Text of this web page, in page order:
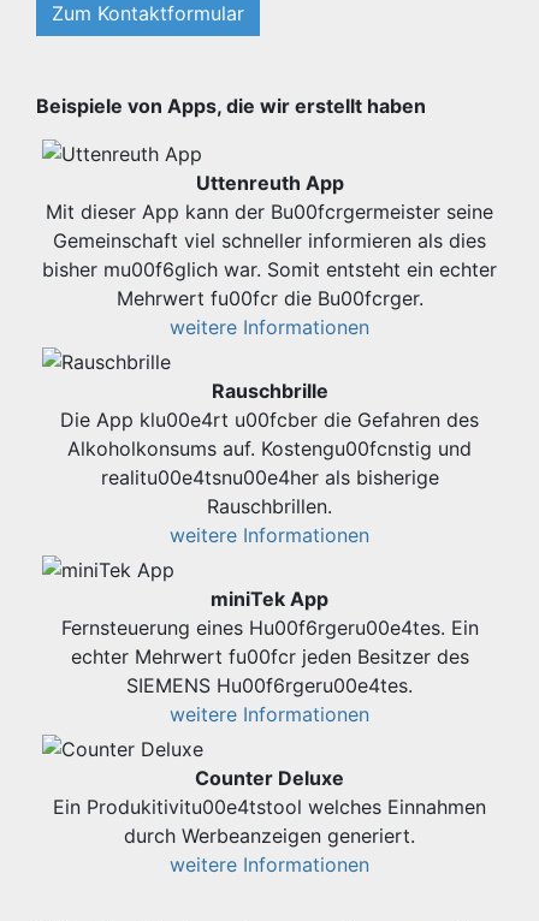
Zum Kontaktformular
Beispiele von Apps, die wir erstellt haben
Uttenreuth App
Mit dieser App kann der Bu00fcrgermeister seine
Gemeinschaft viel schneller informieren als dies
bisher mu00f6glich war. Somit entsteht ein echter
Mehrwert fu00fcr die Bu00fcrger.
weitere Informationen
Rauschbrille
Die App klu00e4rt u00fcber die Gefahren des
Alkoholkonsums auf. Kostengu00fcnstig und
realitu00e4tsnu00e4her als bisherige
Rauschbrillen.
weitere Informationen
miniTek App
Fernsteuerung eines Hu00f6rgeru00e4tes. Ein
echter Mehrwert fu00fcr jeden Besitzer des
SIEMENS Hu00f6rgeru00e4tes.
weitere Informationen
Counter Deluxe
Ein Produkitivitu00e4tstool welches Einnahmen
durch Werbeanzeigen generiert.
weitere Informationen